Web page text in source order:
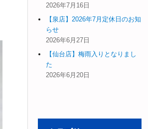
2026年7月16日
【泉店】2026年7月定休日のお知
らせ
2026年6月27日
【仙台店】梅雨入りとなりまし
た
2026年6月20日